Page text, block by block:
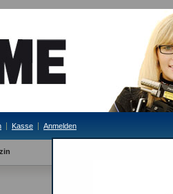
Kasse Anmelden